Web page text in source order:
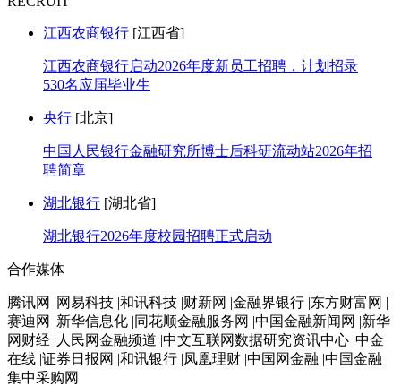
江西农商银行 [江西省]
江西农商银行启动2026年度新员工招聘，计划招录
530名应届毕业生
央行 [北京]
中国人民银行金融研究所博士后科研流动站2026年招
聘简章
湖北银行 [湖北省]
湖北银行2026年度校园招聘正式启动
合作媒体
腾讯网 |网易科技 |和讯科技 |财新网 |金融界银行 |东方财富网 |
赛迪网 |新华信息化 |同花顺金融服务网 |中国金融新闻网 |新华
网财经 |人民网金融频道 |中文互联网数据研究资讯中心 |中金
在线 |证券日报网 |和讯银行 |凤凰理财 |中国网金融 |中国金融
集中采购网